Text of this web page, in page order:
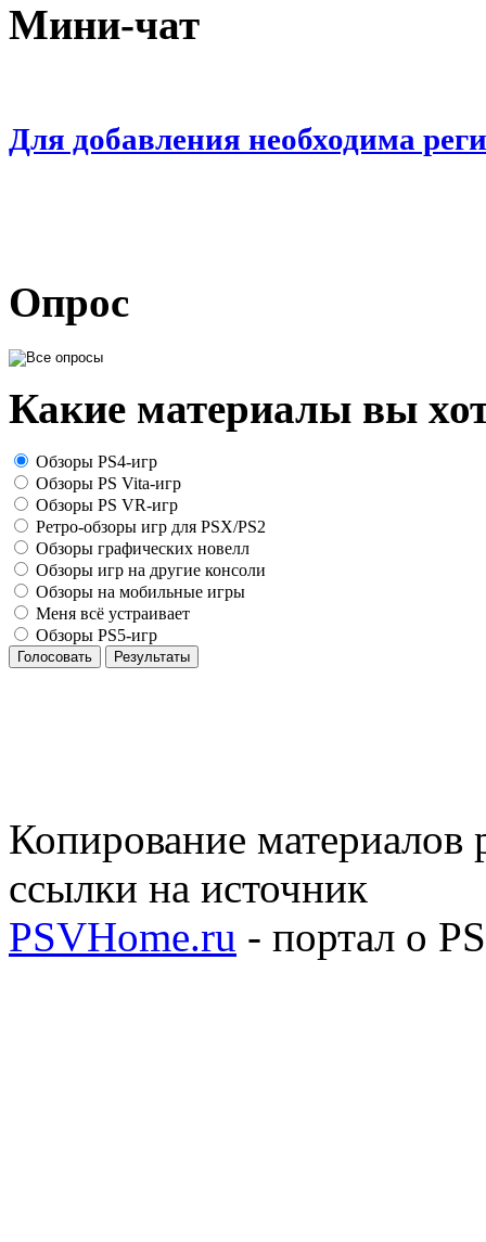
Мини-чат
Для добавления необходима
Опрос
Какие материалы вы
Обзоры PS4-игр
Обзоры PS Vita-игр
Обзоры PS VR-игр
Ретро-обзоры игр для PSX/PS2
Обзоры графических новелл
Обзоры игр на другие консоли
Обзоры на мобильные игры
Меня всё устраивает
Обзоры PS5-игр
Голосовать Результаты
Копирование материалов
ссылки на источник
PSVHome.ru - портал о